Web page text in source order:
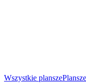
Wszystkie planszePlansze